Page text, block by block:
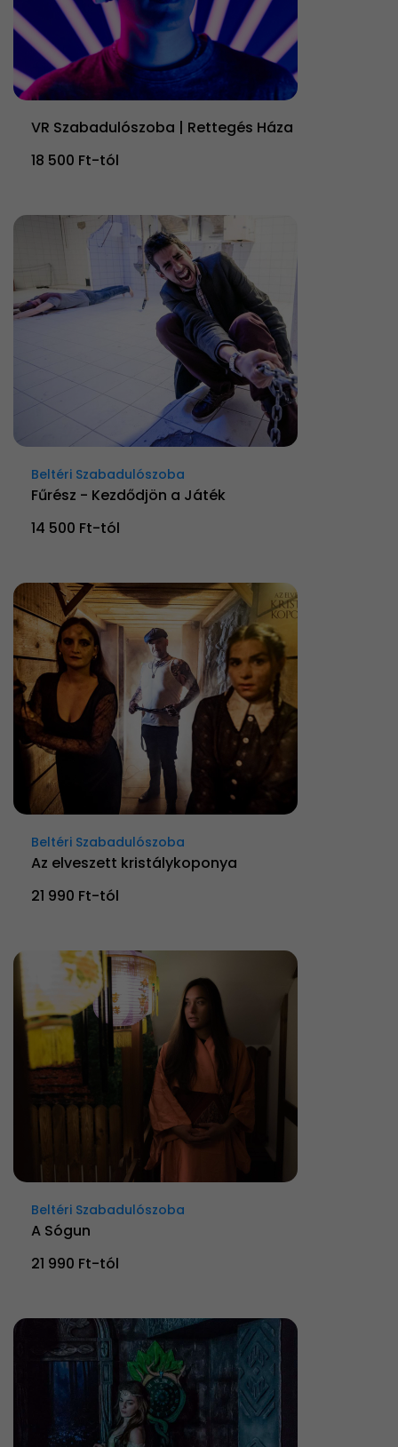
VR Szabadulószoba | Rettegés Háza
18 500 Ft-tól
Beltéri Szabadulószoba
Fűrész - Kezdődjön a Játék
14 500 Ft-tól
Beltéri Szabadulószoba
Az elveszett kristálykoponya
21 990 Ft-tól
Beltéri Szabadulószoba
A Sógun
21 990 Ft-tól